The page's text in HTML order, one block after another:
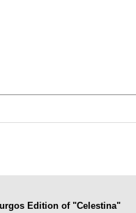
Edition of "Celestina"